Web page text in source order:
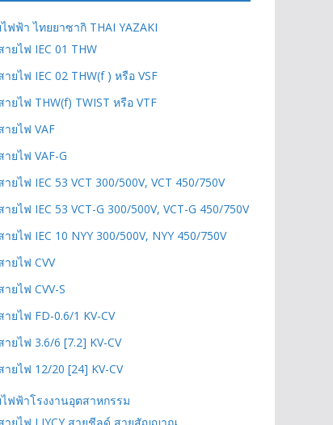
ฟฟ้า ไทยยาซากิ THAI YAZAKI
ายไฟ IEC 01 THW
ายไฟ IEC 02 THW(f ) หรือ VSF
ายไฟ THW(f) TWIST หรือ VTF
ายไฟ VAF
ายไฟ VAF-G
ายไฟ IEC 53 VCT 300/500V, VCT 450/750V
ายไฟ IEC 53 VCT-G 300/500V, VCT-G 450/750V
ายไฟ IEC 10 NYY 300/500V, NYY 450/750V
ายไฟ CVV
ายไฟ CVV-S
ายไฟ FD-0.6/1 KV-CV
ายไฟ 3.6/6 [7.2] KV-CV
ายไฟ 12/20 [24] KV-CV
ฟฟ้าโรงงานอุตสาหกรรม
ายไฟ LIYCY สายชีลด์ สายสัญญาณ